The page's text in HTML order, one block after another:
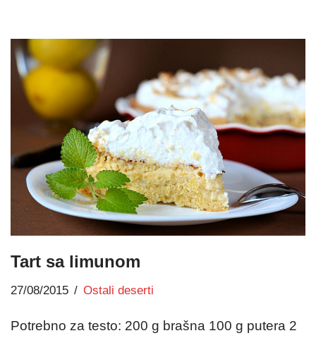
Tart sa limunom
27/08/2015 Ostali deserti
Potrebno za testo: 200 g brašna 100 g putera 2